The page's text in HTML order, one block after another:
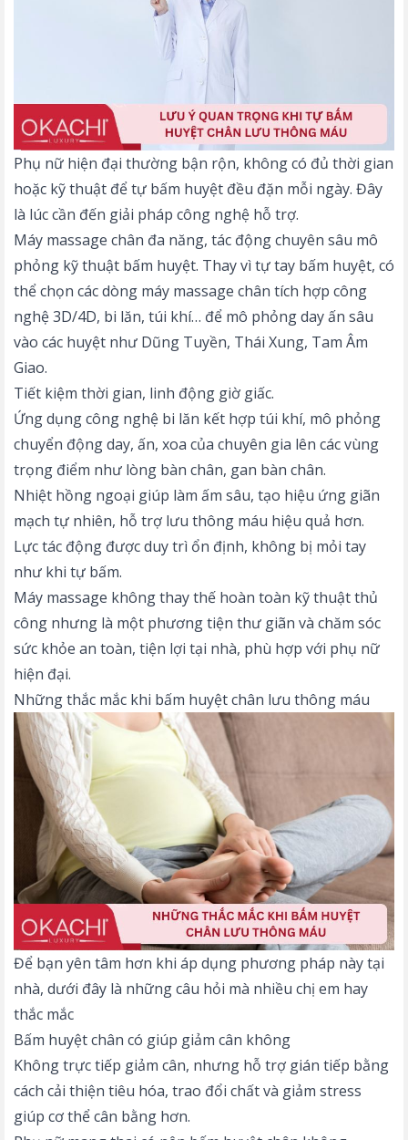
Phụ nữ hiện đại thường bận rộn, không có đủ thời gian
hoặc kỹ thuật để tự bấm huyệt đều đặn mỗi ngày. Đây
là lúc cần đến giải pháp công nghệ hỗ trợ.
Máy massage chân đa năng, tác động chuyên sâu mô
phỏng kỹ thuật bấm huyệt. Thay vì tự tay bấm huyệt, có
thể chọn các dòng máy massage chân tích hợp công
nghệ 3D/4D, bi lăn, túi khí… để mô phỏng day ấn sâu
vào các huyệt như Dũng Tuyền, Thái Xung, Tam Âm
Giao.
Tiết kiệm thời gian, linh động giờ giấc.
Ứng dụng công nghệ bi lăn kết hợp túi khí, mô phỏng
chuyển động day, ấn, xoa của chuyên gia lên các vùng
trọng điểm như lòng bàn chân, gan bàn chân.
Nhiệt hồng ngoại giúp làm ấm sâu, tạo hiệu ứng giãn
mạch tự nhiên, hỗ trợ lưu thông máu hiệu quả hơn.
Lực tác động được duy trì ổn định, không bị mỏi tay
như khi tự bấm.
Máy massage không thay thế hoàn toàn kỹ thuật thủ
công nhưng là một phương tiện thư giãn và chăm sóc
sức khỏe an toàn, tiện lợi tại nhà, phù hợp với phụ nữ
hiện đại.
Những thắc mắc khi bấm huyệt chân lưu thông máu
Để bạn yên tâm hơn khi áp dụng phương pháp này tại
nhà, dưới đây là những câu hỏi mà nhiều chị em hay
thắc mắc
Bấm huyệt chân có giúp giảm cân không
Không trực tiếp giảm cân, nhưng hỗ trợ gián tiếp bằng
cách cải thiện tiêu hóa, trao đổi chất và giảm stress
giúp cơ thể cân bằng hơn.